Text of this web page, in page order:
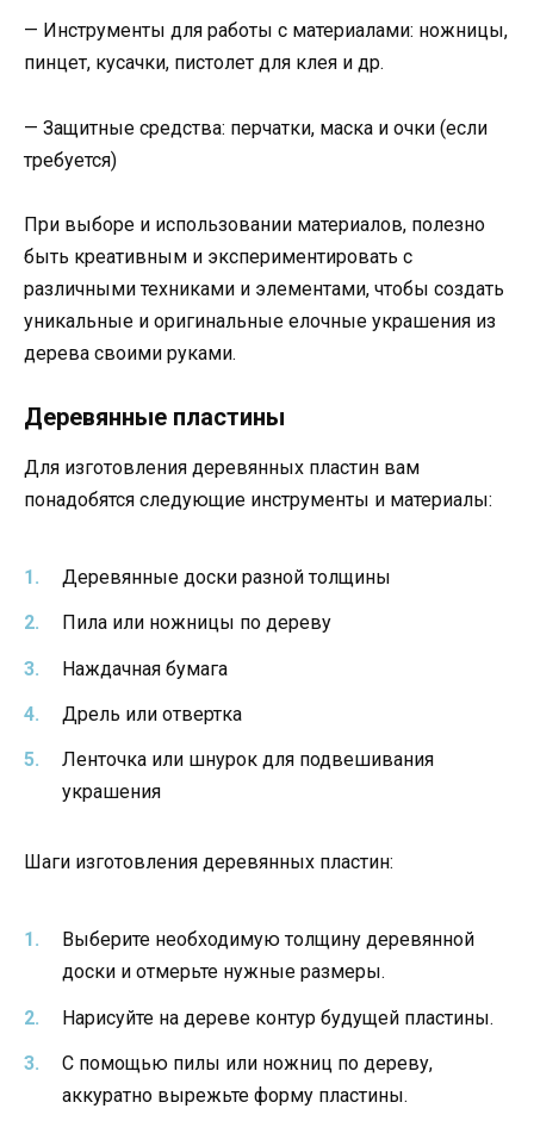
— Инструменты для работы с материалами: ножницы,
пинцет, кусачки, пистолет для клея и др.
— Защитные средства: перчатки, маска и очки (если
требуется)
При выборе и использовании материалов, полезно
быть креативным и экспериментировать с
различными техниками и элементами, чтобы создать
уникальные и оригинальные елочные украшения из
дерева своими руками.
Деревянные пластины
Для изготовления деревянных пластин вам
понадобятся следующие инструменты и материалы:
Деревянные доски разной толщины
Пила или ножницы по дереву
Наждачная бумага
Дрель или отвертка
Ленточка или шнурок для подвешивания
украшения
Шаги изготовления деревянных пластин:
Выберите необходимую толщину деревянной
доски и отмерьте нужные размеры.
Нарисуйте на дереве контур будущей пластины.
С помощью пилы или ножниц по дереву,
аккуратно вырежьте форму пластины.